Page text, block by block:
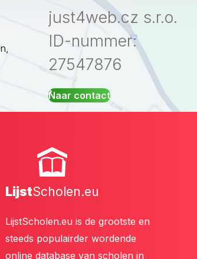
just4web.cz s.r.o.
ID-nummer:
27547876
Naar contact
LijstScholen.eu
LijstScholen.eu is de grootste en
steeds populairder wordende
online database van scholen in